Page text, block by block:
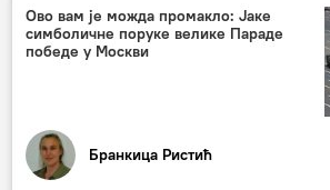
Свет – политика
Русија – политика
Коментари и Аналитика
Ово вам је можда промакло: Јаке
симболичне поруке велике Параде
победе у Москви
Бранкица Ристић